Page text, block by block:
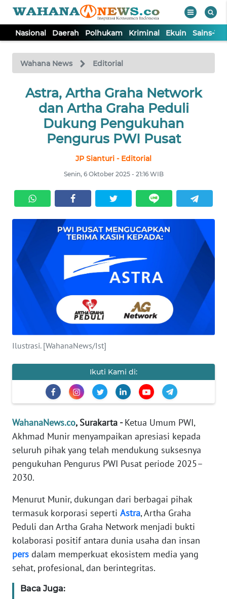
Nasional Daerah Polhukam Kriminal Ekuin Sains-
Wahana News Editorial
Astra, Artha Graha Network
dan Artha Graha Peduli
Dukung Pengukuhan
Pengurus PWI Pusat
JP Sianturi - Editorial
Senin, 6 Oktober 2025 - 21:16 WIB
Ilustrasi. [WahanaNews/Ist]
Ikuti Kami di:
WahanaNews.co, Surakarta -Ketua Umum PWI,
Akhmad Munir menyampaikan apresiasi kepada
seluruh pihak yang telah mendukung suksesnya
pengukuhan Pengurus PWI Pusat periode 2025–
2030.
Menurut Munir, dukungan dari berbagai pihak
termasuk korporasi seperti Astra, Artha Graha
Peduli dan Artha Graha Network menjadi bukti
kolaborasi positif antara dunia usaha dan insan
pers dalam memperkuat ekosistem media yang
sehat, profesional, dan berintegritas.
Baca Juga:
TV
Tutup
NASIONAL
EKUIN
SAINS-TEKNO
KESEHATAN
INTERNASIONAL
SERBA-SERBI
PENDIDIKAN
OPINI
EDITORIAL
INDEKS
KONTAK
KAMI
INFO
IKLAN
TENTANG